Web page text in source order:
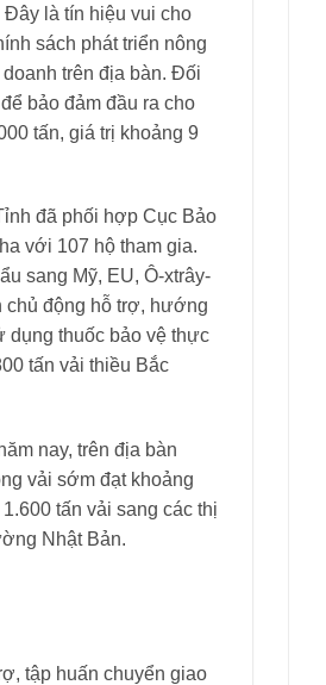
Đây là tín hiệu vui cho
sách phát triển nông
trên địa bàn. Đối
bảo đảm đầu ra cho
tấn, giá trị khoảng 9
đã phối hợp Cục Bảo
với 107 hộ tham gia.
sang Mỹ, EU, Ô-xtrây-
động hỗ trợ, hướng
dụng thuốc bảo vệ thực
tấn vải thiều Bắc
nay, trên địa bàn
vải sớm đạt khoảng
tấn vải sang các thị
Nhật Bản.
tập huấn chuyển giao